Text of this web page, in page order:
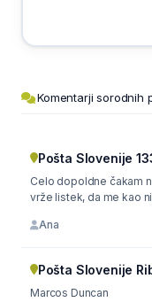
Komentarji sorodnih
Pošta Slovenije
Celo dopoldne čakam
vrže listek, da me kao
Ana
Pošta Slovenije
Marcos Duncan